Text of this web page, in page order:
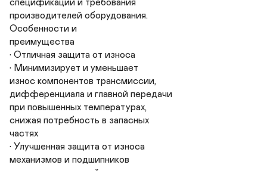
спецификации и требования
производителей оборудования.
Особенности и
преимущества
• Отличная защита от износа
• Минимизирует и уменьшает
износ компонентов трансмиссии,
дифференциала и главной передачи
при повышенных температурах,
снижая потребность в запасных
частях
• Улучшенная защита от износа
механизмов и подшипников